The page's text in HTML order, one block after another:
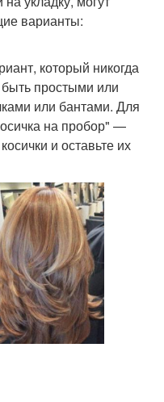
варианты:
который никогда
простыми или
или бантами. Для
на пробор" —
и оставьте их